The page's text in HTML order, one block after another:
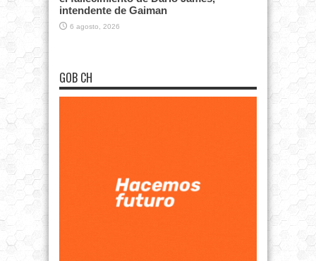
intendente de Gaiman
6 agosto, 2026
GOB CH